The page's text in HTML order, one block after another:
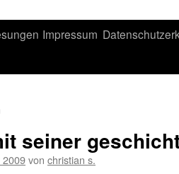
Impressum
seiner
von christian s.